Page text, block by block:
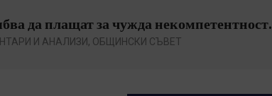
да плащат за чужда некомпетентност.
И АНАЛИЗИ, ОБЩИНСКИ СЪВЕТ